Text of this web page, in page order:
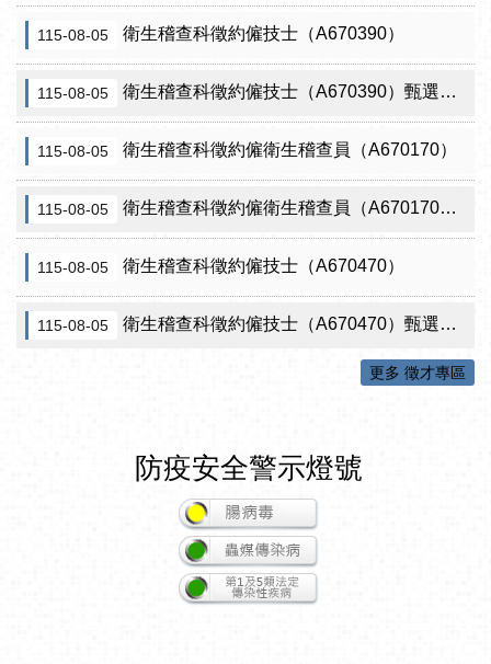
115-08-05 衛生稽查科徵約僱技士（A670390）
115-08-05 衛生稽查科徵約僱技士（A670390）甄選結果從缺
115-08-05 衛生稽查科徵約僱衛生稽查員（A670170）
115-08-05 衛生稽查科徵約僱衛生稽查員（A670170）甄選結果從缺
115-08-05 衛生稽查科徵約僱技士（A670470）
115-08-05 衛生稽查科徵約僱技士（A670470）甄選結果從缺
更多 徵才專區
防疫安全警示燈號